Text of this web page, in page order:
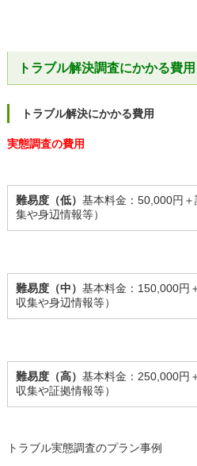
トラブル解決調査にかかる費
トラブル解決にかかる費用
実態調査の費用
難易度（低） 基本料金：50,000円
集や身辺情報等）
難易度（中） 基本料金：150,000円
収集や身辺情報等）
難易度（高） 基本料金：250,000円
収集や証拠情報等）
トラブル実態調査のプラン事例